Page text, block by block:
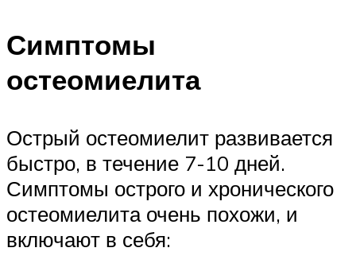
Симптомы
остеомиелита
Острый остеомиелит развивается
быстро, в течение 7-10 дней.
Симптомы острого и хронического
остеомиелита очень похожи, и
включают в себя: